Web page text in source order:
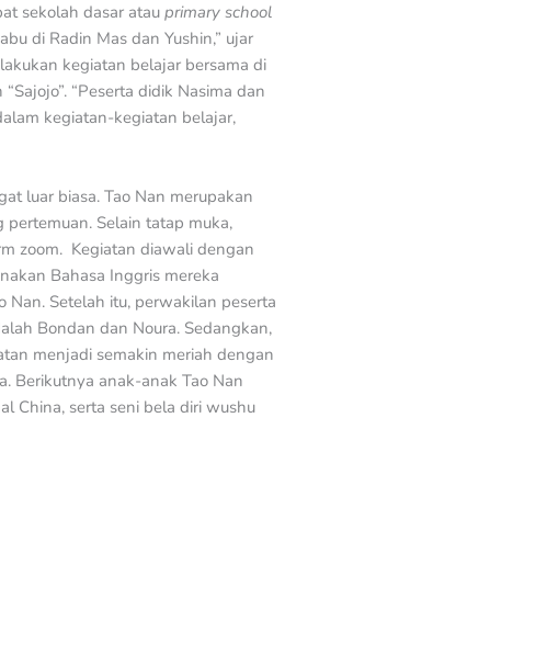
sekolah dasar atau primary school
di Radin Mas dan Yushin,” ujar
kegiatan belajar bersama di
“Peserta didik Nasima dan
kegiatan-kegiatan belajar,
luar biasa. Tao Nan merupakan
Selain tatap muka,
zoom. Kegiatan diawali dengan
Bahasa Inggris mereka
Nan. Setelah itu, perwakilan peserta
Bondan dan Noura. Sedangkan,
menjadi semakin meriah dengan
Berikutnya anak-anak Tao Nan
China, serta seni bela diri wushu